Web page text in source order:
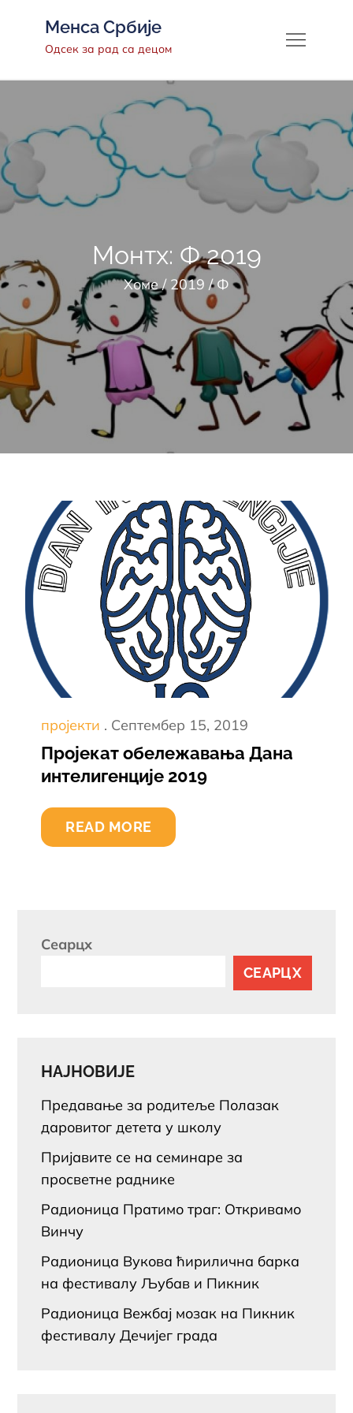
цонтент
Менса Србије
Одсек за рад са децом
Монтх: Ф 2019
Хоме 2019 Ф
пројекти
Постед
он
Септембер 15, 2019
Пројекат обележавања Дана
интелигенције 2019
READ MORE
Сеарцх
СЕАРЦХ
НАЈНОВИЈЕ
Предавање за родитеље Полазак
даровитог детета у школу
Пријавите се на семинаре за
просветне раднике
Радионица Пратимо траг: Откривамо
Винчу
Радионица Вукова ћирилична барка
на фестивалу Љубав и Пикник
Радионица Вежбај мозак на Пикник
фестивалу Дечијег града